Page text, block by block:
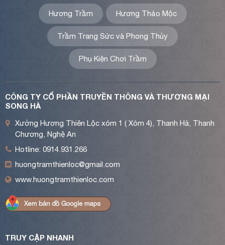
Hương Trầm Hương Thảo Mộc
Trầm Trang Sức và Phong Thủy
Phụ Kiện Chơi Trầm
CÔNG TY CỔ PHẦN TRUYỀN THÔNG VÀ THƯƠNG MẠI
SONG HÀ
Xưởng Hương Thiên Lộc xóm 1 ( Xóm 4), Thanh Hà, Thanh
Chương, Nghệ An
Hotline: 0914.931.266
huongtramthienloc@gmail.com
www.huongtramthienloc.com
TRUY CẬP NHANH